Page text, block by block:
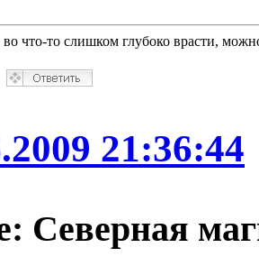
что-то слишком глубоко врасти,
21:36:44
Северная